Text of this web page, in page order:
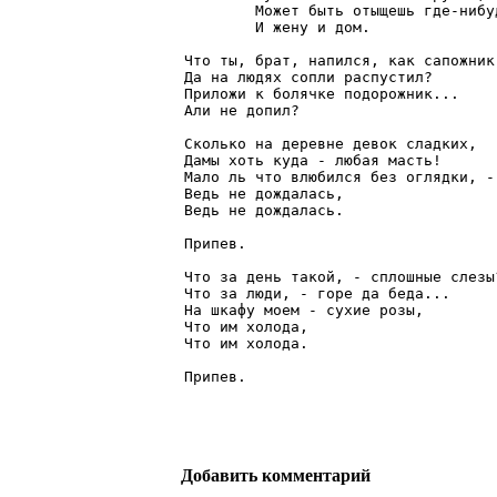
Может быть отыщешь где-
        И жену и дом.
Что ты, брат, напился, как
Да на людях сопли распустил?
Приложи к болячке подорожник...
Али не допил?
Сколько на деревне девок сладких,
Дамы хоть куда - любая масть!
Мало ль что влюбился без оглядки, -
Ведь не дождалась,
Ведь не дождалась.
Припев.
Что за день такой, - сплошные
Что за люди, - горе да беда...
На шкафу моем - сухие розы,
Что им холода,
Что им холода.
Припев.
Добавить комментарий